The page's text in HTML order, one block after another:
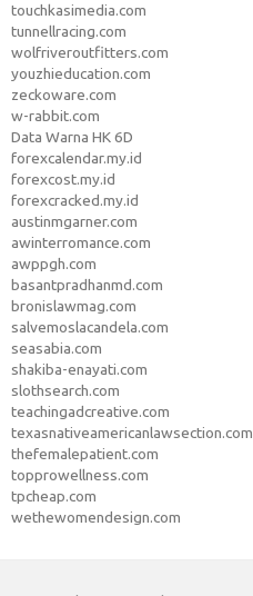
touchkasimedia.com
tunnellracing.com
wolfriveroutfitters.com
youzhieducation.com
zeckoware.com
w-rabbit.com
Data Warna HK 6D
forexcalendar.my.id
forexcost.my.id
forexcracked.my.id
austinmgarner.com
awinterromance.com
awppgh.com
basantpradhanmd.com
bronislawmag.com
salvemoslacandela.com
seasabia.com
shakiba-enayati.com
slothsearch.com
teachingadcreative.com
texasnativeamericanlawsection.com
thefemalepatient.com
topprowellness.com
tpcheap.com
wethewomendesign.com